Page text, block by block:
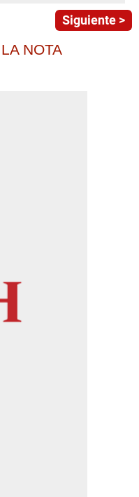
Siguiente >
NOTA